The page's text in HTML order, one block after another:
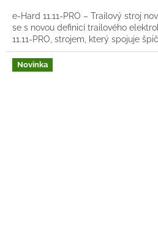
e-Hard 11.11-PRO – Trailový stroj
se s novou definicí trailového
11.11-PRO, strojem, který spojuje
Novinka